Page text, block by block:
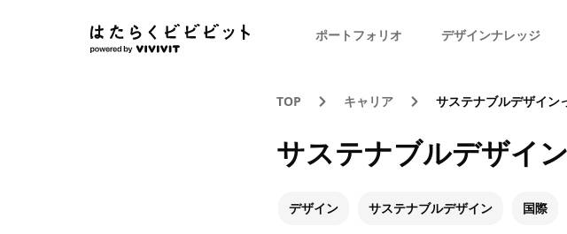
ポートフォリオ デザインナレッジ
TOP キャリア サステナブルデザイン
サステナブルデザイ
デザイン サステナブルデザイン 国際